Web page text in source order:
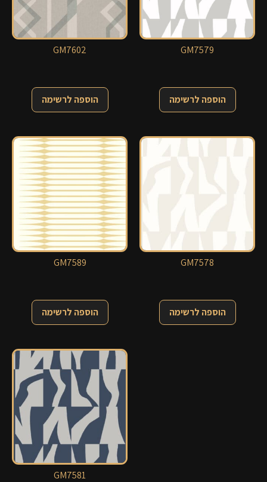
GM7602
הוספה לרשימה
GM7579
הוספה לרשימה
GM7589
הוספה לרשימה
GM7578
הוספה לרשימה
GM7581